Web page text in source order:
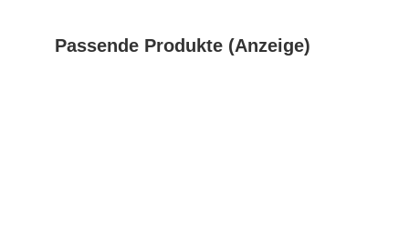
Passende Produkte (Anzeige)